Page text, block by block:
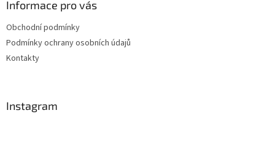
Informace pro vás
Obchodní podmínky
Podmínky ochrany osobních údajů
Kontakty
Instagram